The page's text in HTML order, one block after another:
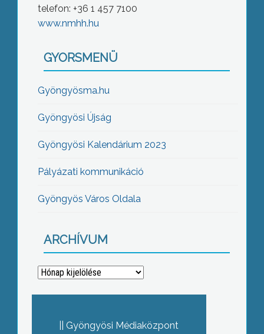
telefon: +36 1 457 7100
www.nmhh.hu
GYORSMENÜ
Gyöngyösma.hu
Gyöngyösi Újság
Gyöngyösi Kalendárium 2023
Pályázati kommunikáció
Gyöngyös Város Oldala
ARCHÍVUM
Archívum
Gyöngyösi Médiaközpont